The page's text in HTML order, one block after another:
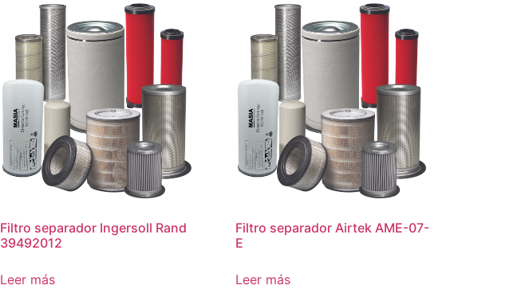
Filtro separador Ingersoll Rand
39492012
Leer más
Filtro separador Airtek AME-07-
E
Leer más